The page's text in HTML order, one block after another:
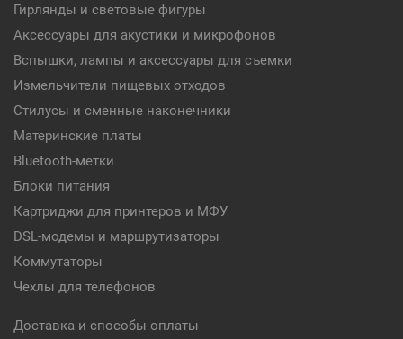
Гирлянды и световые фигуры
Аксессуары для акустики и микрофонов
Вспышки, лампы и аксессуары для съемки
Измельчители пищевых отходов
Стилусы и сменные наконечники
Материнские платы
Bluetooth-метки
Блоки питания
Картриджи для принтеров и МФУ
DSL-модемы и маршрутизаторы
Коммутаторы
Чехлы для телефонов
Доставка и способы оплаты